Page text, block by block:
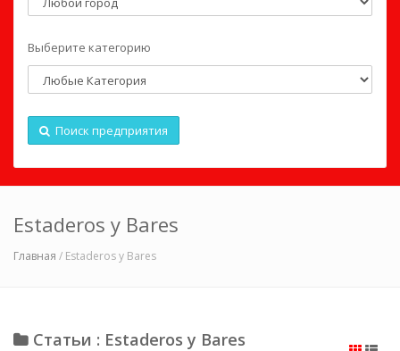
Выберите категорию
Поиск предприятия
Estaderos y Bares
Главная / Estaderos y Bares
Статьи : Estaderos y Bares